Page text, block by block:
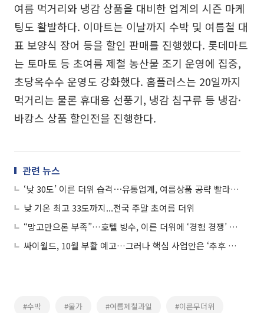
여름 먹거리와 냉감 상품을 대비한 업계의 시즌 마케
팅도 활발하다. 이마트는 이날까지 수박 및 여름철 대
표 보양식 장어 등을 할인 판매를 진행했다. 롯데마트
는 토마토 등 초여름 제철 농산물 조기 운영에 집중,
초당옥수수 운영도 강화했다. 홈플러스는 20일까지
먹거리는 물론 휴대용 선풍기, 냉감 침구류 등 냉감·
바캉스 상품 할인전을 진행한다.
관련 뉴스
‘낮 30도’ 이른 더위 습격⋯유통업계, 여름상품 공략 빨라졌다
낮 기온 최고 33도까지...전국 주말 초여름 더위
“망고만으론 부족”…호텔 빙수, 이른 더위에 ‘경험 경쟁’ 불붙었다
싸이월드, 10월 부활 예고…그러나 핵심 사업안은 ‘추후 공개’
#수박 #물가 #여름제철과일 #이른무더위